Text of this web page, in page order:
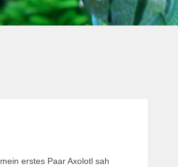
Faltposter
Datz
erstes Paar Axolotl sah